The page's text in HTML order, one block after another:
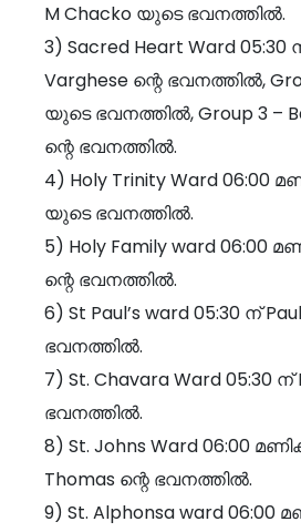
M Chacko യുടെ ഭവനത്തിൽ.
3) Sacred Heart Ward 05:30
Varghese ന്റെ ഭവനത്തിൽ,
യുടെ ഭവനത്തിൽ, Group 3 –
ന്റെ ഭവനത്തിൽ.
4) Holy Trinity Ward 06:00
യുടെ ഭവനത്തിൽ.
5) Holy Family ward 06:00
ന്റെ ഭവനത്തിൽ.
6) St Paul’s ward 05:30 ന്
ഭവനത്തിൽ.
7) St. Chavara Ward 05:30 ന്
ഭവനത്തിൽ.
8) St. Johns Ward 06:00
Thomas ന്റെ ഭവനത്തിൽ.
9) St. Alphonsa ward 06:00